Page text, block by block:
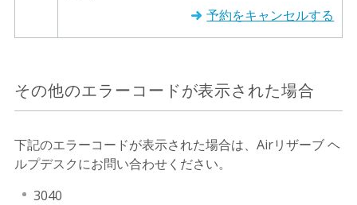
予約をキャンセルする
その他のエラーコードが表示された場合
下記のエラーコードが表示された場合は、Airリザーブ ヘ
ルプデスクにお問い合わせください。
3040